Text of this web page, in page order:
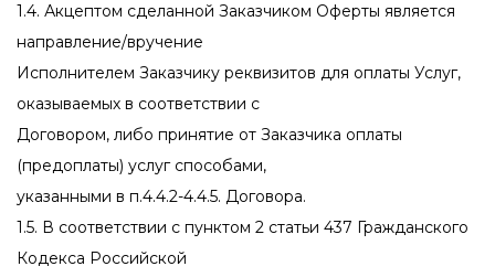
1.4. Акцептом сделанной Заказчиком Оферты является
направление/вручение
Исполнителем Заказчику реквизитов для оплаты Услуг,
оказываемых в соответствии с
Договором, либо принятие от Заказчика оплаты
(предоплаты) услуг способами,
указанными в п.4.4.2-4.4.5. Договора.
1.5. В соответствии с пунктом 2 статьи 437 Гражданского
Кодекса Российской